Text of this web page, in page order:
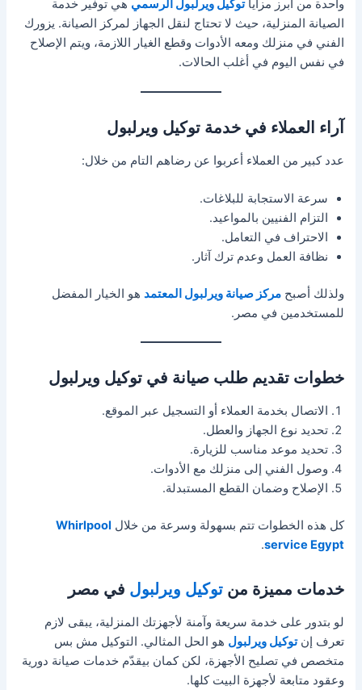
واحدة من أبرز مزاياتوكيل ويرلبول الرسمي هي توفير خدمة
الصيانة المنزلية، حيث لا تحتاج لنقل الجهاز لمركز الصيانة. يزورك
الفني في منزلك ومعه الأدوات وقطع الغيار اللازمة، ويتم الإصلاح
في نفس اليوم في أغلب الحالات.
آراء العملاء في خدمة توكيل ويرلبول
عدد كبير من العملاء أعربوا عن رضاهم التام من خلال:
سرعة الاستجابة للبلاغات.
التزام الفنيين بالمواعيد.
الاحتراف في التعامل.
نظافة العمل وعدم ترك آثار.
ولذلك أصبحمركز صيانة ويرلبول المعتمد هو الخيار المفضل
للمستخدمين في مصر.
خطوات تقديم طلب صيانة في توكيل ويرلبول
الاتصال بخدمة العملاء أو التسجيل عبر الموقع.
تحديد نوع الجهاز والعطل.
تحديد موعد مناسب للزيارة.
وصول الفني إلى منزلك مع الأدوات.
الإصلاح وضمان القطع المستبدلة.
كل هذه الخطوات تتم بسهولة وسرعة من خلال Whirlpool
service Egypt
.
خدمات مميزة منتوكيل ويرلبول في مصر
لو بتدور على خدمة سريعة وآمنة لأجهزتك المنزلية، يبقى لازم
تعرف إنتوكيل ويرلبول هو الحل المثالي. التوكيل مش بس
متخصص في تصليح الأجهزة، لكن كمان بيقدّم خدمات صيانة دورية
وعقود متابعة لأجهزة البيت كلها.